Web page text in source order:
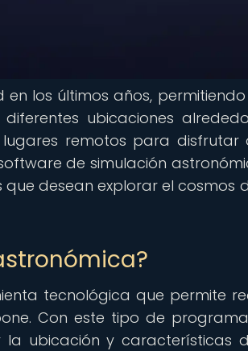
los últimos años,
ubicaciones
remotos para disfrutar
de simulación
desean explorar el cosmos
tecnológica que permite
Con este tipo de
la ubicación y características